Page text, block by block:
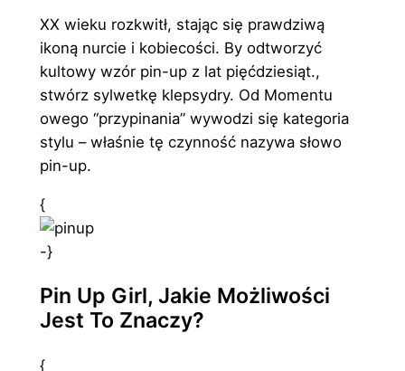
XX wieku rozkwitł, stając się prawdziwą
ikoną nurcie i kobiecości. By odtworzyć
kultowy wzór pin-up z lat pięćdziesiąt.,
stwórz sylwetkę klepsydry. Od Momentu
owego “przypinania” wywodzi się kategoria
stylu – właśnie tę czynność nazywa słowo
pin-up.
{
-}
Pin Up Girl, Jakie Możliwości
Jest To Znaczy?
{